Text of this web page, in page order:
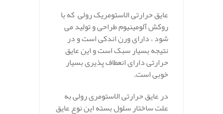
عایق حرارتی الاستومریک رولی که با
روکش آلومینیوم طراحی و تولید می
شود ، دارای ورن اندکی است و در
نتیجه بسیار سبک است و این عایق
حرارتی دارای انعطاف پذیری بسیار
خوبی است.
در عایق حرارتی الاستومری رولی به
علت ساختار سلول بسته این نوع عایق